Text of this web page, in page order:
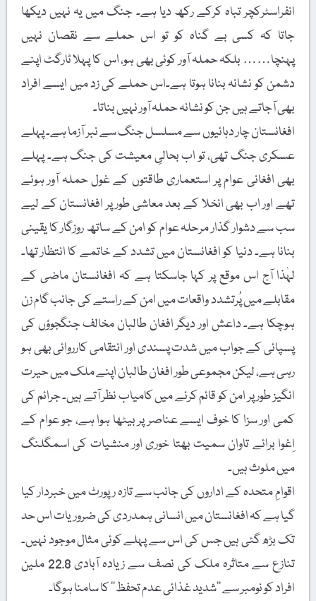
انفراسٹرکچر تباہ کرکے رکھ دیا ہے۔ جنگ میں یہ نہیں دیکھا
جاتا کہ کسی بے گناہ کو تو اس حملے سے نقصان نہیں
پہنچا…… بلکہ حملہ آور کوئی بھی ہو، اس کا پہلا ٹارگٹ اپنے
دشمن کو نشانہ بنانا ہوتا ہے۔اس حملے کی زد میں ایسے افراد
بھی آجاتے ہیں جن کو نشانہ حملہ آور نہیں بناتا۔
افغانستان چار دہائیوں سے مسلسل جنگ سے نبر آزما ہے۔ پہلے
عسکری جنگ تھی، تو اب بحالیِ معیشت کی جنگ ہے۔ پہلے
بھی افغانی عوام پر استعماری طاقتوں کے غول حملہ آور ہوئے
تھے اور اب بھی انخلا کے بعد معاشی طور پر افغانستان کے لیے
سب سے دشوار گذار مرحلہ عوام کو امن کے ساتھ روزگار کا یقینی
بنانا ہے۔ دنیا کو افغانستان میں تشدد کے خاتمے کا انتظار تھا۔
لہٰذا آج اس موقع پر کہا جاسکتا ہے کہ افغانستان ماضی کے
مقابلے میں پُرتشدد واقعات میں امن کے راستے کی جانب گام زن
ہوچکا ہے۔ داعش اور دیگر افغان طالبان مخالف جنگجوؤں کی
پسپائی کے جواب میں شدت پسندی اور انتقامی کارروائی بھی ہو
رہی ہے، لیکن مجموعی طور افغان طالبان اپنے ملک میں حیرت
انگیز طور پر امن کو قائم کرنے میں کامیاب نظر آتے ہیں۔ جرائم کی
کمی اور سزا کا خوف ایسے عناصر پر بیٹھا ہوا ہے، جو عوام کے
اِغوا برائے تاوان سمیت بھتا خوری اور منشیات کی اسمگلنگ
میں ملوث ہیں۔
اقوامِ متحدہ کے اداروں کی جانب سے تازہ رپورٹ میں خبردار کیا
گیا ہے کہ افغانستان میں انسانی ہمدردی کی ضروریات اس حد
تک بڑھ گئی ہیں جس کی اس سے پہلے کوئی مثال موجود نہیں۔
تنازع سے متاثرہ ملک کی نصف سے زیادہ آبادی 22.8 ملین
افراد کو نومبر سے ’’شدید غذائی عدم تحفظ‘‘ کا سامنا ہوگا۔